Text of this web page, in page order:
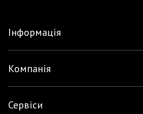
Інформація
Компанія
Сервіси